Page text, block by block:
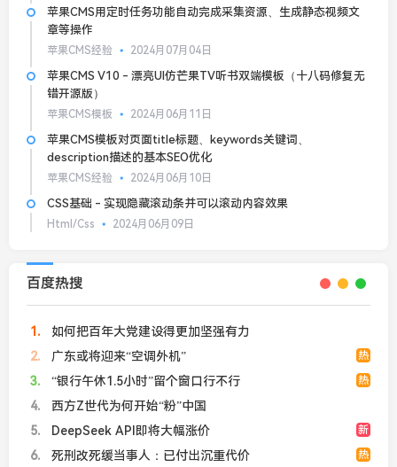
苹果CMS用定时任务功能自动完成采集资源、生成静态视频文
章等操作
苹果CMS经验 2024月07月04日
苹果CMS V10 - 漂亮UI仿芒果TV听书双端模板（十八码修复无
错开源版）
苹果CMS模板 2024月06月11日
苹果CMS模板对页面title标题、keywords关键词、
description描述的基本SEO优化
苹果CMS经验 2024月06月10日
CSS基础 - 实现隐藏滚动条并可以滚动内容效果
Html/Css 2024月06月09日
百度热搜
1
如何把百年大党建设得更加坚强有力
2
热
广东或将迎来“空调外机”
3
热
“银行午休1.5小时”留个窗口行不行
4
西方Z世代为何开始“粉”中国
5
新
DeepSeek API即将大幅涨价
6
热
死刑改死缓当事人：已付出沉重代价